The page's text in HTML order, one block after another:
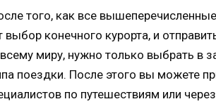
того, как все
конечного курорта, и
миру, нужно только выбрать в
поездки. После этого вы можете
по путешествиям или